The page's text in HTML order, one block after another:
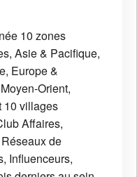
10 zones
Asie & Pacifique,
Europe &
Orient,
10 villages
Affaires,
de
Influenceurs,